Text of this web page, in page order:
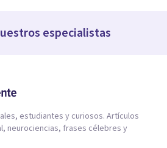
especialistas
estudiantes y curiosos. Artículos
neurociencias, frases célebres y